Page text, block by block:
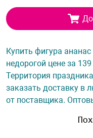
Купить фигура
недорогой цене за
Территория
заказать доставку в
от поставщика.